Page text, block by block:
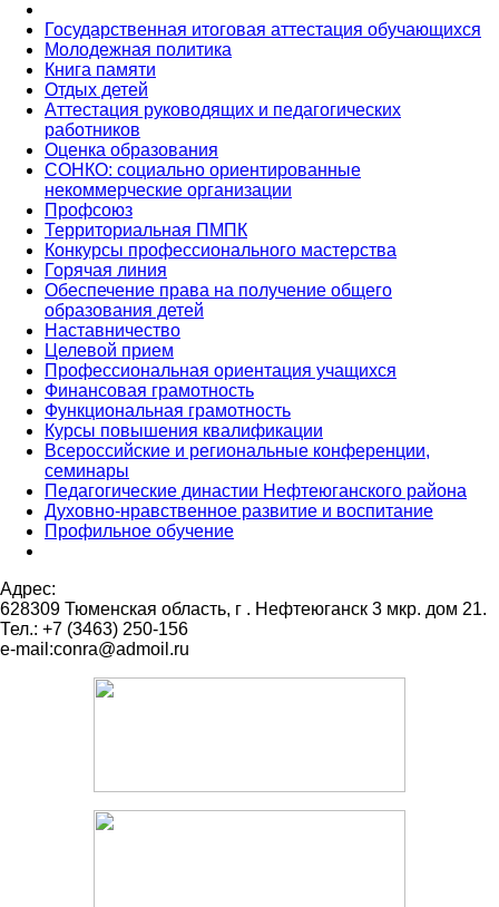
Государственная итоговая аттестация обучающихся
Молодежная политика
Книга памяти
Отдых детей
Аттестация руководящих и педагогических
работников
Оценка образования
СОНКО: социально ориентированные
некоммерческие организации
Профсоюз
Территориальная ПМПК
Конкурсы профессионального мастерства
Горячая линия
Обеспечение права на получение общего
образования детей
Наставничество
Целевой прием
Профессиональная ориентация учащихся
Финансовая грамотность
Функциональная грамотность
Курсы повышения квалификации
Всероссийские и региональные конференции,
семинары
Педагогические династии Нефтеюганского района
Духовно-нравственное развитие и воспитание
Профильное обучение
Адрес:
628309 Тюменская область, г . Нефтеюганск 3 мкр. дом 21.
Тел.: +7 (3463) 250-156
e-mail:conra@admoil.ru